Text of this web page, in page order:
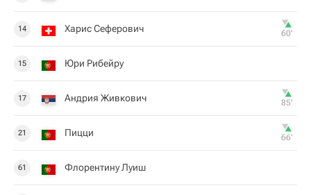
14 Харис Сеферович 60‎’‎
15 Юри Рибейру
17 Андрия Живкович 85‎’‎
21 Пицци 66‎’‎
61 Флорентину Луиш